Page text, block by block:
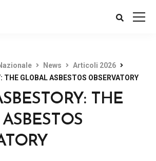
News
Articoli 2026
THE GLOBAL ASBESTOS OBSERVATORY
THE